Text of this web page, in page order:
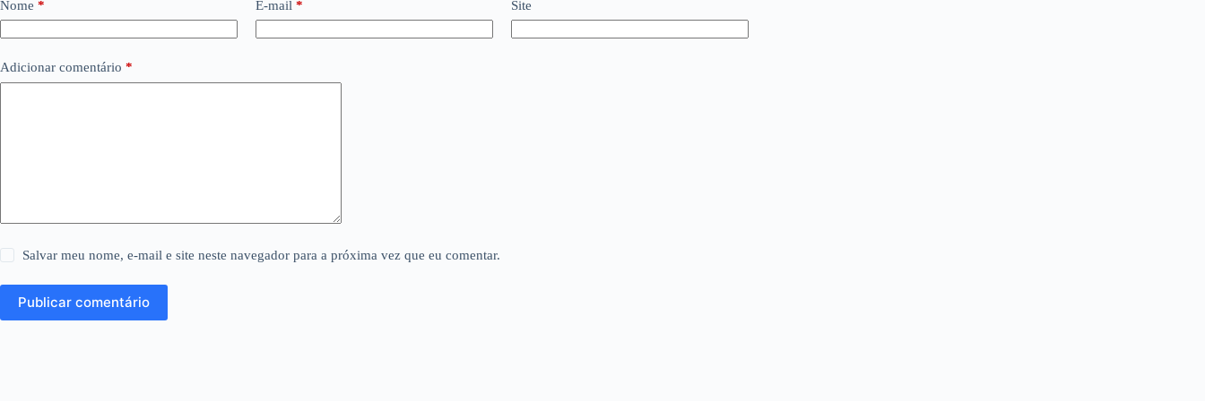
Nome * E-mail * Site
Adicionar comentário *
Salvar meu nome, e-mail e site neste navegador para a próxima vez que eu comentar.
Publicar comentário